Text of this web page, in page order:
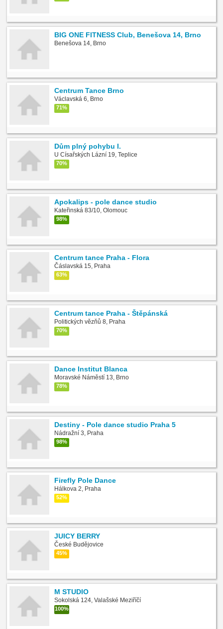
BIG ONE FITNESS Club, Benešova 14, Brno
Benešova 14, Brno
Centrum Tance Brno
Václavská 6, Brno
71%
Dům plný pohybu I.
U Císařských Lázní 19, Teplice
70%
Apokalips - pole dance studio
Kateřinská 83/10, Olomouc
98%
Centrum tance Praha - Flora
Čáslavská 15, Praha
63%
Centrum tance Praha - Štěpánská
Politických vězňů 8, Praha
70%
Dance Institut Blanca
Moravské Náměstí 13, Brno
78%
Destiny - Pole dance studio Praha 5
Nádražní 3, Praha
98%
Firefly Pole Dance
Hálkova 2, Praha
52%
JUICY BERRY
České Budějovice
45%
M STUDIO
Sokolská 124, Valašské Meziříčí
100%